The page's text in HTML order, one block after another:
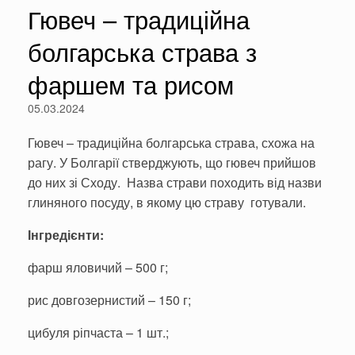
Гювеч – традиційна
болгарська страва з
фаршем та рисом
05.03.2024
Гювеч – традиційна болгарська страва, схожа на
рагу. У Болгарії стверджують, що гювеч прийшов
до них зі Сходу. Назва страви походить від назви
глиняного посуду, в якому цю страву готували.
Інгредієнти:
фарш яловичий – 500 г;
рис довгозернистий – 150 г;
цибуля ріпчаста – 1 шт.;